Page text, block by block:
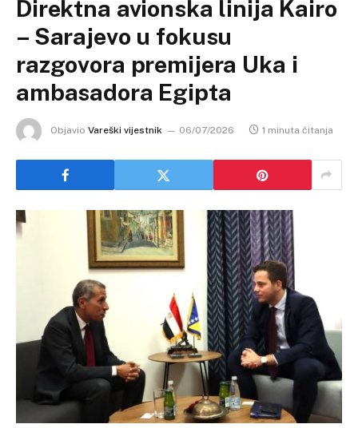
Direktna avionska linija Kairo
– Sarajevo u fokusu
razgovora premijera Uka i
ambasadora Egipta
Objavio Vareški vijestnik 06/07/2026 1 minuta čitanja